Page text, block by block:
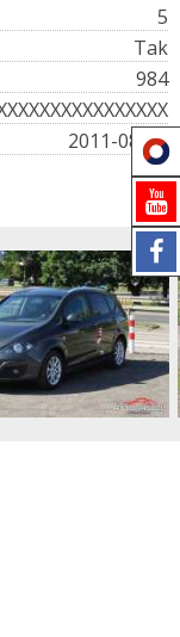
5
Tak
984
2011-08-29